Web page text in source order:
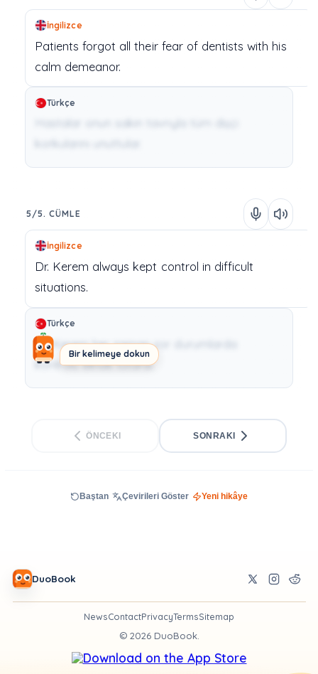
Bir kelimeye dokun
İngilizce
Patients forgot all their fear of dentists with his
calm demeanor.
Türkçe
5/5. CÜMLE
İngilizce
Dr. Kerem always kept control in difficult
situations.
Türkçe
Dr. Kerem her zaman zor durumlarda
kontrolü elinde tutardı.
ÖNCEKI SONRAKI
Baştan Çevirileri Göster Yeni hikâye
DuoBook
NewsContactPrivacyTermsSitemap
© 2026DuoBook.